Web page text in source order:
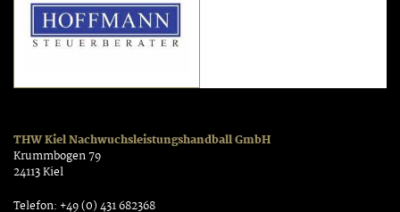
THW Kiel Nachwuchsleistungshandball GmbH
Krummbogen 79
24113 Kiel
Telefon: +49 (0) 431 682368